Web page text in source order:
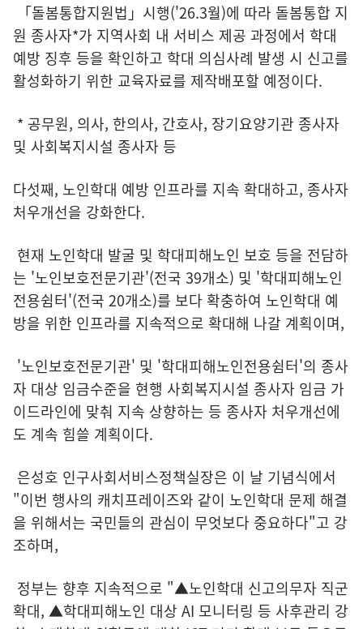
「돌봄통합지원법」시행('26.3월)에 따라 돌봄통합 지
원 종사자*가 지역사회 내 서비스 제공 과정에서 학대
예방 징후 등을 확인하고 학대 의심사례 발생 시 신고를
활성화하기 위한 교육자료를 제작배포할 예정이다.
* 공무원, 의사, 한의사, 간호사, 장기요양기관 종사자
및 사회복지시설 종사자 등
다섯째, 노인학대 예방 인프라를 지속 확대하고, 종사자
처우개선을 강화한다.
현재 노인학대 발굴 및 학대피해노인 보호 등을 전담하
는 '노인보호전문기관'(전국 39개소) 및 '학대피해노인
전용쉼터'(전국 20개소)를 보다 확충하여 노인학대 예
방을 위한 인프라를 지속적으로 확대해 나갈 계획이며,
'노인보호전문기관' 및 '학대피해노인전용쉼터'의 종사
자 대상 임금수준을 현행 사회복지시설 종사자 임금 가
이드라인에 맞춰 지속 상향하는 등 종사자 처우개선에
도 계속 힘쓸 계획이다.
은성호 인구사회서비스정책실장은 이 날 기념식에서
"이번 행사의 캐치프레이즈와 같이 노인학대 문제 해결
을 위해서는 국민들의 관심이 무엇보다 중요하다"고 강
조하며,
정부는 향후 지속적으로 "▲노인학대 신고의무자 직군
확대, ▲학대피해노인 대상 AI 모니터링 등 사후관리 강